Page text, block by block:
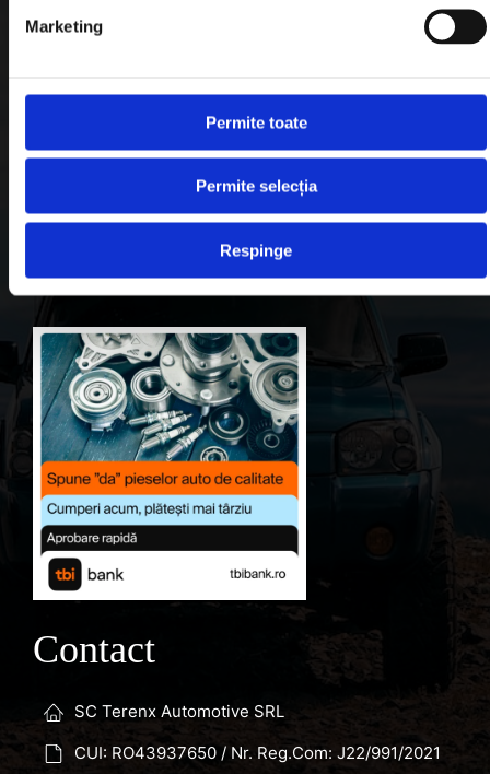
Marketing
Permite toate
Permite selecția
Respinge
Blog
Favorite
Contact
SC Terenx Automotive SRL
CUI: RO43937650 / Nr. Reg.Com: J22/991/2021